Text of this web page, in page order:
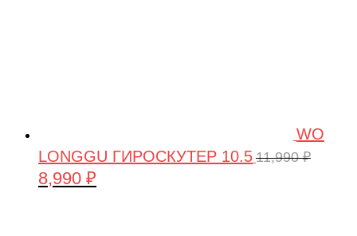
WO
LONGGU ГИРОСКУТЕР 10.5 11,990₽
Первоначальная
8,990 ₽